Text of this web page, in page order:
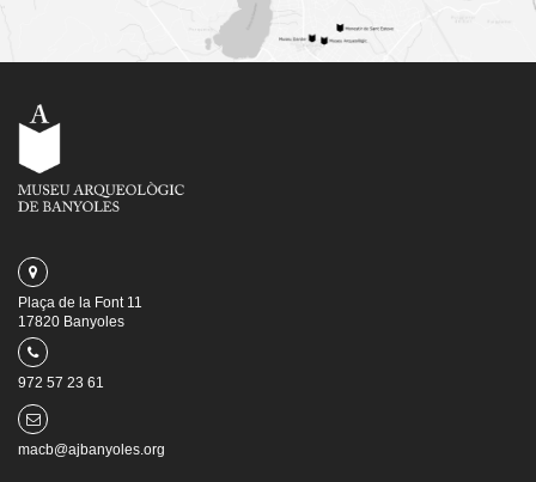
Plaça de la Font 11
17820 Banyoles
972 57 23 61
macb@ajbanyoles.org